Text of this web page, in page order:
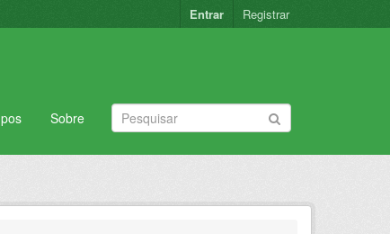
Entrar Registrar
Sobre